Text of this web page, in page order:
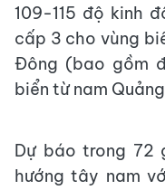
109-115 độ kinh
cấp 3 cho vùng
Đông (bao gồm
biển từ nam
Dự báo trong 72
hướng tây nam